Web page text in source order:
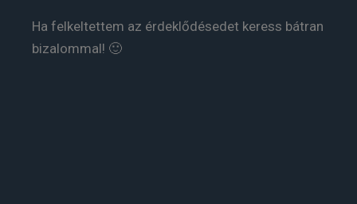
Ha felkeltettem az érdeklődésedet keress bátran
bizalommal! 🙂